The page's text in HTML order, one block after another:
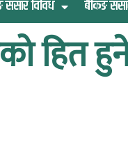
संसार विविध बैंकिङ
हित